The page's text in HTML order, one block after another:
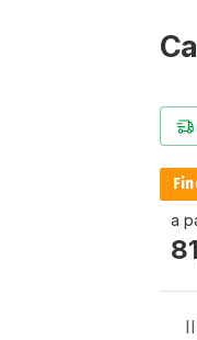
a
Il